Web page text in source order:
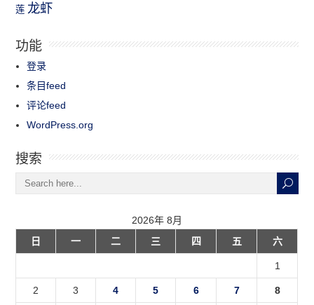
莲 龙虾
功能
登录
条目feed
评论feed
WordPress.org
搜索
2026年 8月
日
一 二 三 四 五 六
1
2 3 4 5 6 7 8